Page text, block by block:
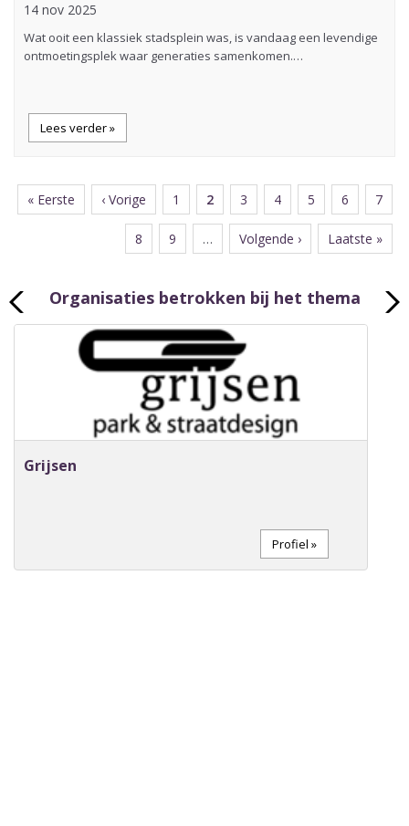
14 nov 2025
Wat ooit een klassiek stadsplein was, is vandaag een levendige
ontmoetingsplek waar generaties samenkomen.…
Lees verder »
Paginering
Eerste
pagina
« Eerste
Vorige
pagina
‹ Vorige Page
1
Huidige
pagina
2 Page
3 Page
4 Page
5 Page
6 Page
7
Page
8 Page
9 …
Volgende
pagina
Volgende ›
Laatste
pagina
Laatste »
Organisaties betrokken bij het thema
Grijsen
Profiel »